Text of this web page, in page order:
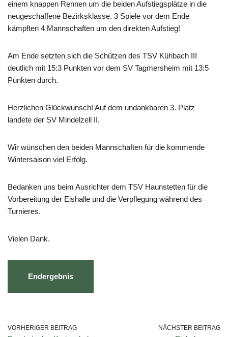
einem knappen Rennen um die beiden Aufstiegsplätze in die
neugeschaffene Bezirksklasse. 3 Spiele vor dem Ende
kämpften 4 Mannschaften um den direkten Aufstieg!
Am Ende setzten sich die Schützen des TSV Kühbach III
deutlich mit 15:3 Punkten vor dem SV Tagmersheim mit 13:5
Punkten durch.
Herzlichen Glückwunsch! Auf dem undankbaren 3. Platz
landete der SV Mindelzell II.
Wir wünschen den beiden Mannschaften für die kommende
Wintersaison viel Erfolg.
Bedanken uns beim Ausrichter dem TSV Haunstetten für die
Vorbereitung der Eishalle und die Verpflegung während des
Turnieres.
Vielen Dank.
Endergebnis
VORHERIGER BEITRAG NÄCHSTER BEITRAG